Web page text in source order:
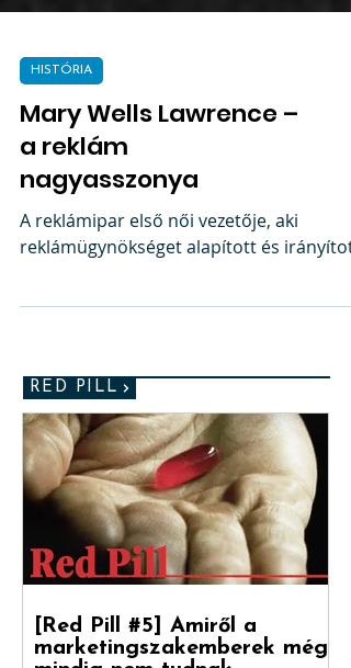
HISTÓRIA
Mary Wells Lawrence –
a reklám
nagyasszonya
reklámügynökséget alapított és
RED PILL